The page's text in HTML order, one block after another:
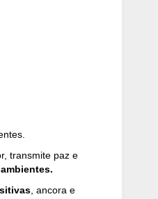
transmite paz e
, ancora e